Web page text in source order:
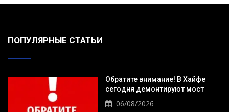
ПОПУЛЯРНЫЕ СТАТЬИ
Обратите внимание! В Хайфе
сегодня демонтируют мост
06/08/2026